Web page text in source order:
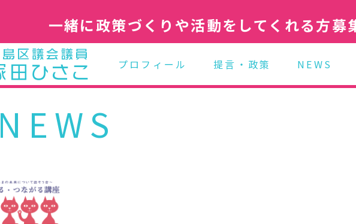
一緒に政策づくりや活動をしてくれる方
プロフィール 提言・政策 NEWS
NEWS